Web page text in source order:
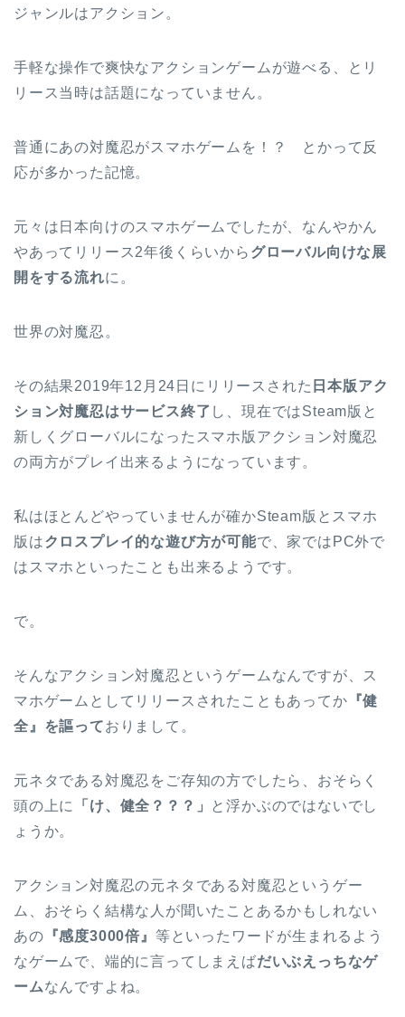
ジャンルはアクション。
手軽な操作で爽快なアクションゲームが遊べる、とリ
リース当時は話題になっていません。
普通にあの対魔忍がスマホゲームを！？ とかって反
応が多かった記憶。
元々は日本向けのスマホゲームでしたが、なんやかん
やあってリリース2年後くらいから グローバル向けな展
開をする流れに。
世界の対魔忍。
その結果2019年12月24日にリリースされた 日本版アク
ション対魔忍はサービス終了 し、現在ではSteam版と
新しくグローバルになったスマホ版アクション対魔忍
の両方がプレイ出来るようになっています。
私はほとんどやっていませんが確かSteam版とスマホ
版はクロスプレイ的な遊び方が可能で、家ではPC外で
はスマホといったことも出来るようです。
で。
そんなアクション対魔忍というゲームなんですが、ス
マホゲームとしてリリースされたこともあってか 『健
全』を謳っておりまして。
元ネタである対魔忍をご存知の方でしたら、おそらく
頭の上に
「け、健全？？？」
と浮かぶのではないでし
ょうか。
アクション対魔忍の元ネタである対魔忍というゲー
ム、おそらく結構な人が聞いたことあるかもしれない
あの 『感度3000倍』 等といったワードが生まれるよう
なゲームで、端的に言ってしまえばだいぶえっちなゲ
ームなんですよね。